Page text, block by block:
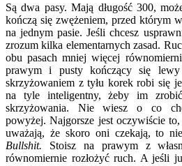
Są dwa pasy. Mają długość 300,
kończą się zwężeniem, przed którym
na jednym pasie. Jeśli chcesz
zrozum kilka elementarnych zasad.
obu pasach mniej więcej
prawym i pusty kończący się
skrzyżowaniem z tyłu korek robi się
na tyle inteligentny, żeby im
skrzyżowania. Nie wiesz o co
powyżej. Najgorsze jest oczywiście
uważają, że skoro oni czekają, to
Bullshit. Stoisz na prawym z
równomiernie rozłożyć ruch. A jeśli